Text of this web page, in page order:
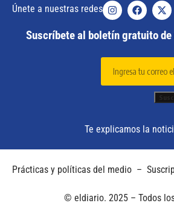
Únete a nuestras redes
Suscríbete al boletín gratuito
Te explicamos la
Prácticas y políticas del medio –
© eldiario. 2025 – Todos